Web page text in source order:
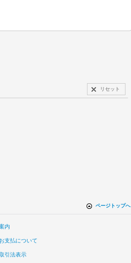
リセット
ページトップへ
内
支払について
引法表示